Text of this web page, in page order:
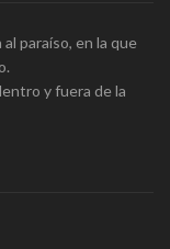
paraíso, en la que
y fuera de la